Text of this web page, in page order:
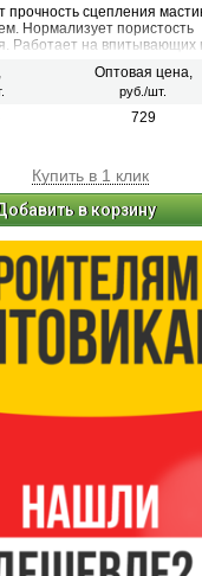
прочность сцепления
Нормализует пористость
Работает на впитывающих
постоянно подвергаемых
водой - частные бассейны
Разбавляется водой (1:1
Оптовая цена,
руб./шт.
729
Купить в 1 клик
в корзину